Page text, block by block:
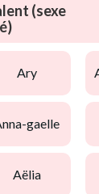
(sexe
ary
anna-gaelle
aëlia